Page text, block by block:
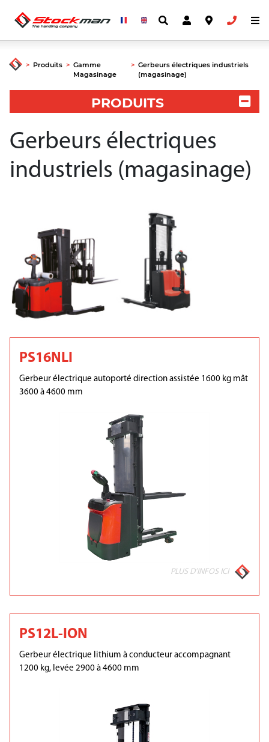
> Produits > Gamme
Magasinage
> Gerbeurs électriques industriels
(magasinage)
PRODUITS
Gerbeurs électriques
industriels (magasinage)
PS16NLI
Gerbeur électrique autoporté direction assistée 1600 kg mât
3600 à 4600 mm
PLUS D'INFOS ICI
PS12L-ION
Gerbeur électrique lithium à conducteur accompagnant
1200 kg, levée 2900 à 4600 mm